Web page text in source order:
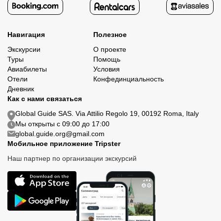
Навигация
Экскурсии
Туры
Авиабилеты
Отели
Дневник
Полезное
О проекте
Помощь
Условия
Конфединциальность
Как с нами связаться
Global Guide SAS. Via Attilio Regolo 19, 00192 Roma, Italy
Мы открыты с 09:00 до 17:00
global.guide.org@gmail.com
Мобильное приложение Tripster
Наш партнер по организации экскурсий